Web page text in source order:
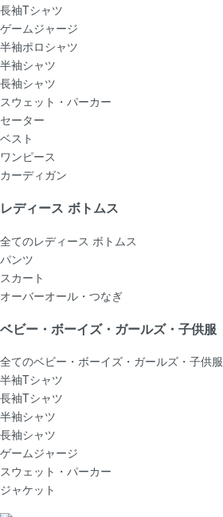
長袖Tシャツ
ゲームジャージ
半袖ポロシャツ
半袖シャツ
長袖シャツ
スウェット・パーカー
セーター
ベスト
ワンピース
カーディガン
レディース ボトムス
全てのレディース ボトムス
パンツ
スカート
オーバーオール・つなぎ
ベビー・ボーイズ・ガールズ・子供服
全てのベビー・ボーイズ・ガールズ・子供服
半袖Tシャツ
長袖Tシャツ
半袖シャツ
長袖シャツ
ゲームジャージ
スウェット・パーカー
ジャケット